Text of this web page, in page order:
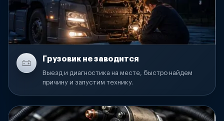
Грузовик не заводится
Выезд и диагностика на месте, быстро найдем
причину и запустим технику.